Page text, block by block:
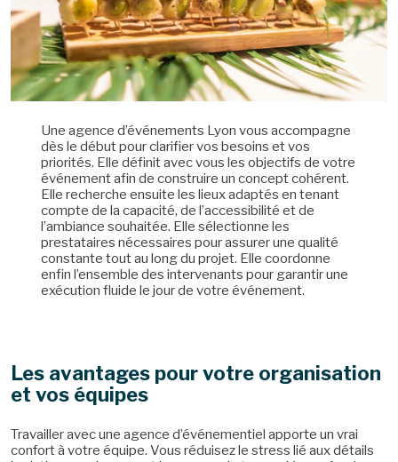
Une agence d’événements Lyon vous accompagne
dès le début pour clarifier vos besoins et vos
priorités. Elle définit avec vous les objectifs de votre
événement afin de construire un concept cohérent.
Elle recherche ensuite les lieux adaptés en tenant
compte de la capacité, de l’accessibilité et de
l’ambiance souhaitée. Elle sélectionne les
prestataires nécessaires pour assurer une qualité
constante tout au long du projet. Elle coordonne
enfin l’ensemble des intervenants pour garantir une
exécution fluide le jour de votre événement.
Les avantages pour votre organisation
et vos équipes
Travailler avec une agence d’événementiel apporte un vrai
confort à votre équipe. Vous réduisez le stress lié aux détails